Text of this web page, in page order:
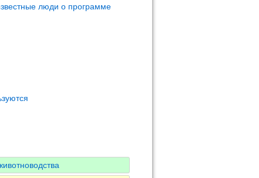
люди о программе